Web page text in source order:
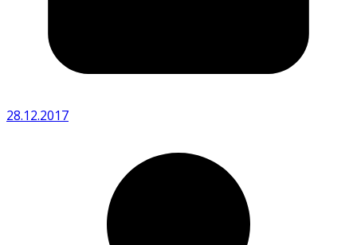
28.12.2017